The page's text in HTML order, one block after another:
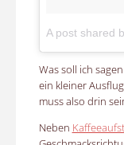
A post shared
Was soll ich
ein kleiner
muss also drin
Neben